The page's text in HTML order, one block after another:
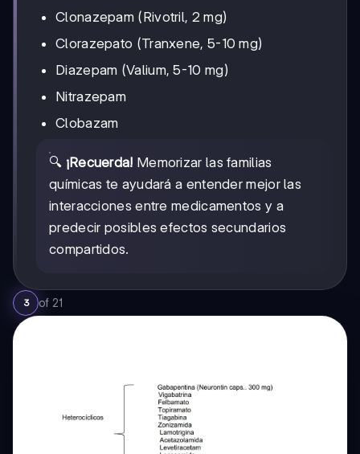
Clonazepam (Rivotril, 2 mg)
Clorazepato (Tranxene, 5-10 mg)
Diazepam (Valium, 5-10 mg)
Nitrazepam
Clobazam
🔍 ¡Recuerda! Memorizar las familias
químicas te ayudará a entender mejor las
interacciones entre medicamentos y a
predecir posibles efectos secundarios
compartidos.
3 of 21